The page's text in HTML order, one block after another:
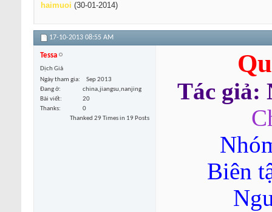
haimuoi (30-01-2014)
17-10-2013 08:55 AM
Tessa
Dịch Giả
Ngày tham gia
Sep 2013
Đang ở
china,jiangsu,nanjing
Bài viết
20
Thanks
0
Thanked 29 Times in 19 Posts
Tác giả:
Biên